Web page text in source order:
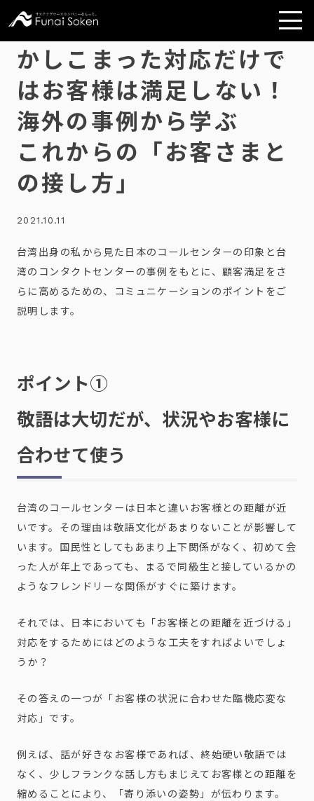
かしこまった対応だけで
はお客様は満足しない！
海外の事例から学ぶ
これからの「お客さまと
の接し方」
2021.10.11
台湾出身の私から見た日本のコールセンターの印象と台
湾のコンタクトセンターの事例をもとに、顧客満足をさ
らに高めるための、コミュニケーションのポイントをご
説明します。
ポイント①
敬語は大切だが、状況やお客様に
合わせて使う
台湾のコールセンターは日本と違いお客様との距離が近
いです。その理由は敬語文化があまりないことが影響して
います。国民性としてもあまり上下関係がなく、初めて会
った人が年上であっても、まるで同級生と接しているかの
ようなフレンドリーな関係がすぐに築けます。
それでは、日本においても「お客様との距離を近づける」
対応をするためにはどのような工夫をすればよいでしょ
うか？
その答えの一つが「お客様の状況に合わせた臨機応変な
対応」です。
例えば、話が好きなお客様であれば、終始硬い敬語では
なく、少しフランクな話し方もまじえてお客様との距離を
縮めることにより、「寄り添いの姿勢」が伝わります。